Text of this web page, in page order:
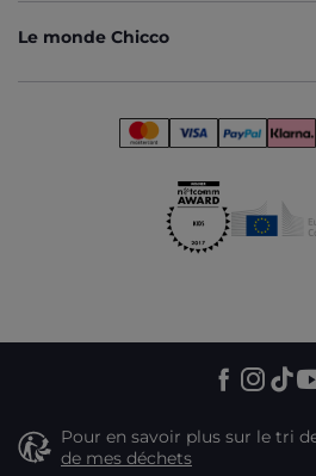
Le monde Chicco
Pour en savoir plus sur le tri
de mes déchets